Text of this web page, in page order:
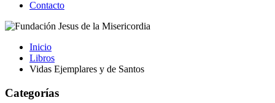
Contacto
Inicio
Libros
Vidas Ejemplares y de Santos
Categorías